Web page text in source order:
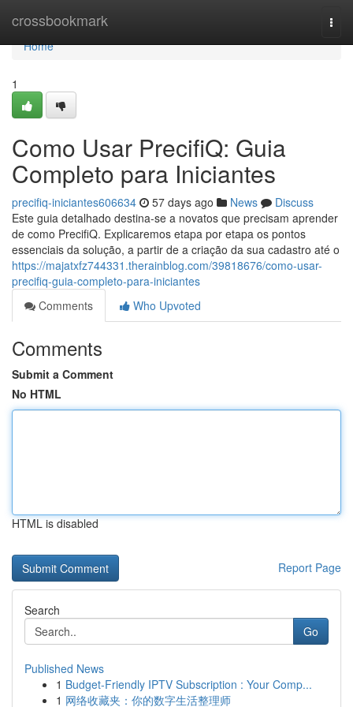
crossbookmark
Home
Home
1
Como Usar PrecifiQ: Guia
Completo para Iniciantes
precifiq-iniciantes606634 57 days ago News
Discuss
Este guia detalhado destina-se a novatos que precisam aprender
de como PrecifiQ. Explicaremos etapa por etapa os pontos
essenciais da solução, a partir de a criação da sua cadastro até o
https://majatxfz744331.therainblog.com/39818676/como-usar-
precifiq-guia-completo-para-iniciantes
Comments
Who Upvoted
Comments
Submit a Comment
No HTML
HTML is disabled
Report Page
Search
Go
Published News
1 Budget-Friendly IPTV Subscription : Your Comp...
1 网络收藏夹：你的数字生活整理师